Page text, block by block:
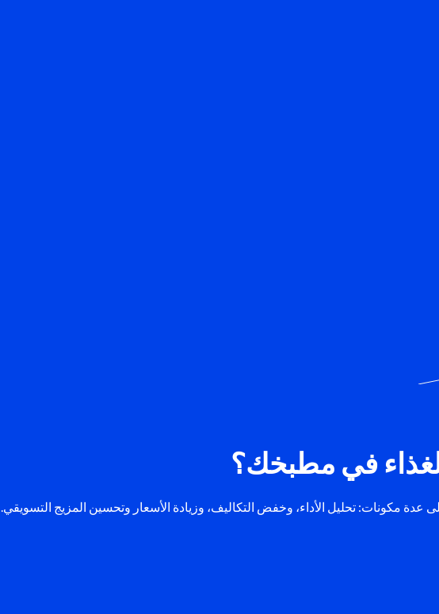
في مطبخك؟
مكونات: تحليل الأداء، وخفض التكاليف، وزيادة الأسعار وتحسين المزيج التسويقي.